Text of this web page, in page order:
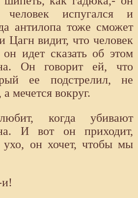
человек испугался и
антилопа тоже сможет
Цагн видит, что человек
он идет сказать об этом
Он говорит ей, что
ее подстрелил, не
мечется вокруг.
когда убивают
И вот он приходит,
он хочет, чтобы мы